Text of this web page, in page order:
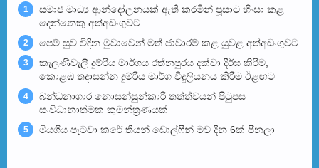
1
සමාජ මාධ්‍ය ආන්දෝලනයක් ඇති කරමින් පූසාට හිංසා කළ
දෙන්නෙකු අත්අඩංගුවට
2 පෙම් සුව විඳින මුවාවෙන් මත් ජාවාරම් කළ යුවළ අත්අඩංගුවට
3
කැලණිවැලි දුම්රිය මාර්ගය රත්නපුරය දක්වා දීර්ඝ කිරීම,
කොළඹ තදාසන්න දුම්රිය මාර්ග විදුලියනය කිරීම ඊළඟ​ට
4
බන්ධනාගාර නොසන්සුන්කාරී තත්ත්වයන් පිටුපස
සංවිධානාත්මක කුමන්ත්‍රණයක්
5 මියගිය පැටවා කරේ තියන් ඩොල්ෆින් මව දින 6ක් පීනලා